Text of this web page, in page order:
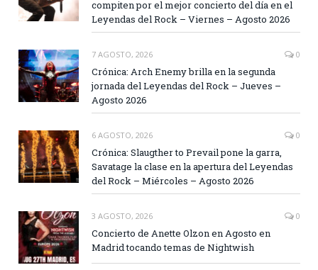
compiten por el mejor concierto del día en el
Leyendas del Rock – Viernes – Agosto 2026
7 AGOSTO, 2026 0
Crónica: Arch Enemy brilla en la segunda
jornada del Leyendas del Rock – Jueves –
Agosto 2026
6 AGOSTO, 2026 0
Crónica: Slaugther to Prevail pone la garra,
Savatage la clase en la apertura del Leyendas
del Rock – Miércoles – Agosto 2026
3 AGOSTO, 2026 0
Concierto de Anette Olzon en Agosto en
Madrid tocando temas de Nightwish